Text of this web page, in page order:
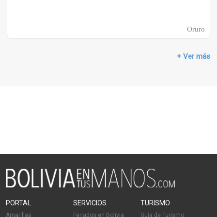
Oruro
+ Ver más
PORTAL
Amarillas
SERVICIOS
Feriados en Bolivia
TURISMO
Guía de Turismo